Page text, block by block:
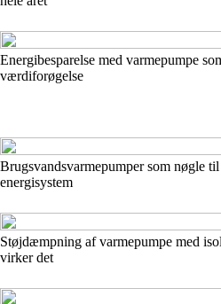
Energibesparelse med varmepumpe
værdiforøgelse
Brugsvandsvarmepumper som nøgle
energisystem
Støjdæmpning af varmepumpe med
virker det